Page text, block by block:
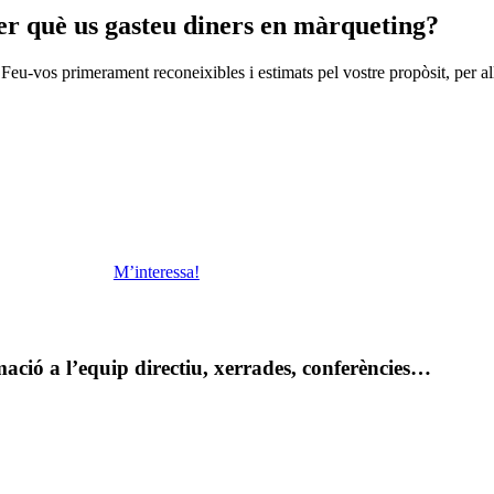
què us gasteu diners en màrqueting?
vos primerament reconeixibles i estimats pel vostre propòsit, per
M’interessa!
a l’equip directiu, xerrades, conferències…